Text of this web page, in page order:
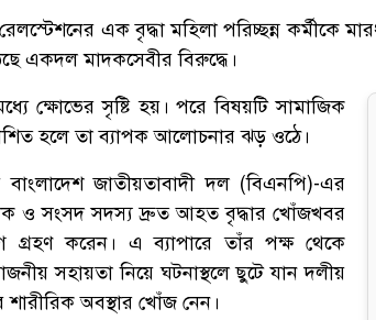
এক বৃদ্ধা মহিলা পরিচ্ছন্ন কর্মীকে
একদল মাদকসেবীর বিরুদ্ধে।
ক্ষোভের সৃষ্টি হয়। পরে বিষয়টি সামাজিক
হলে তা ব্যাপক আলোচনার ঝড় ওঠে।
জাতীয়তাবাদী দল (বিএনপি)-এর
ও সংসদ সদস্য দ্রুত আহত বৃদ্ধার খোঁজখবর
গ্রহণ করেন। এ ব্যাপারে তাঁর পক্ষ থেকে
সহায়তা নিয়ে ঘটনাস্থলে ছুটে যান দলীয়
শারীরিক অবস্থার খোঁজ নেন।